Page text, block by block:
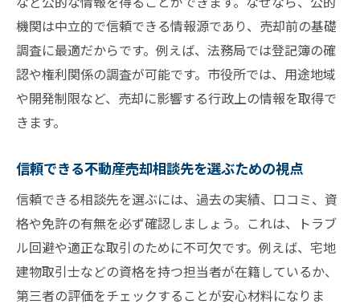
専門家へ土地売却相談するメリットとデメ
リット
法務局や市役所の活用が安心な不動産売却の秘
訣
不動産売却時に公的機関を利用するポイン
ト
土地の相談を法務局で行うメリットと注意
点
市役所での不動産売却相談の手順と注意事
機関は中立的で信頼できる情報源であり、売却前の基礎
調査に最適だからです。例えば、法務局では登記簿の確
認や権利関係の調査が可能です。市役所では、用途地域
や開発制限など、売却に影響する行政上の情報を取得で
きます。
信頼できる不動産売却相談先を選ぶための視点
信頼できる相談先を選ぶには、過去の実績、口コミ、資
格や免許の有無を必ず確認しましょう。これは、トラブ
ル回避や適正な取引のために不可欠です。例えば、宅地
建物取引士などの資格を持つ担当者が在籍しているか、
第三者の評価をチェックすることが安心材料になりま